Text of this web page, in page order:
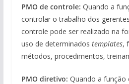
PMO de controle: Quando a
controlar o trabalho dos
controle pode ser realizado na
uso de determinados templates,
métodos, procedimentos,
PMO diretivo: Quando a função